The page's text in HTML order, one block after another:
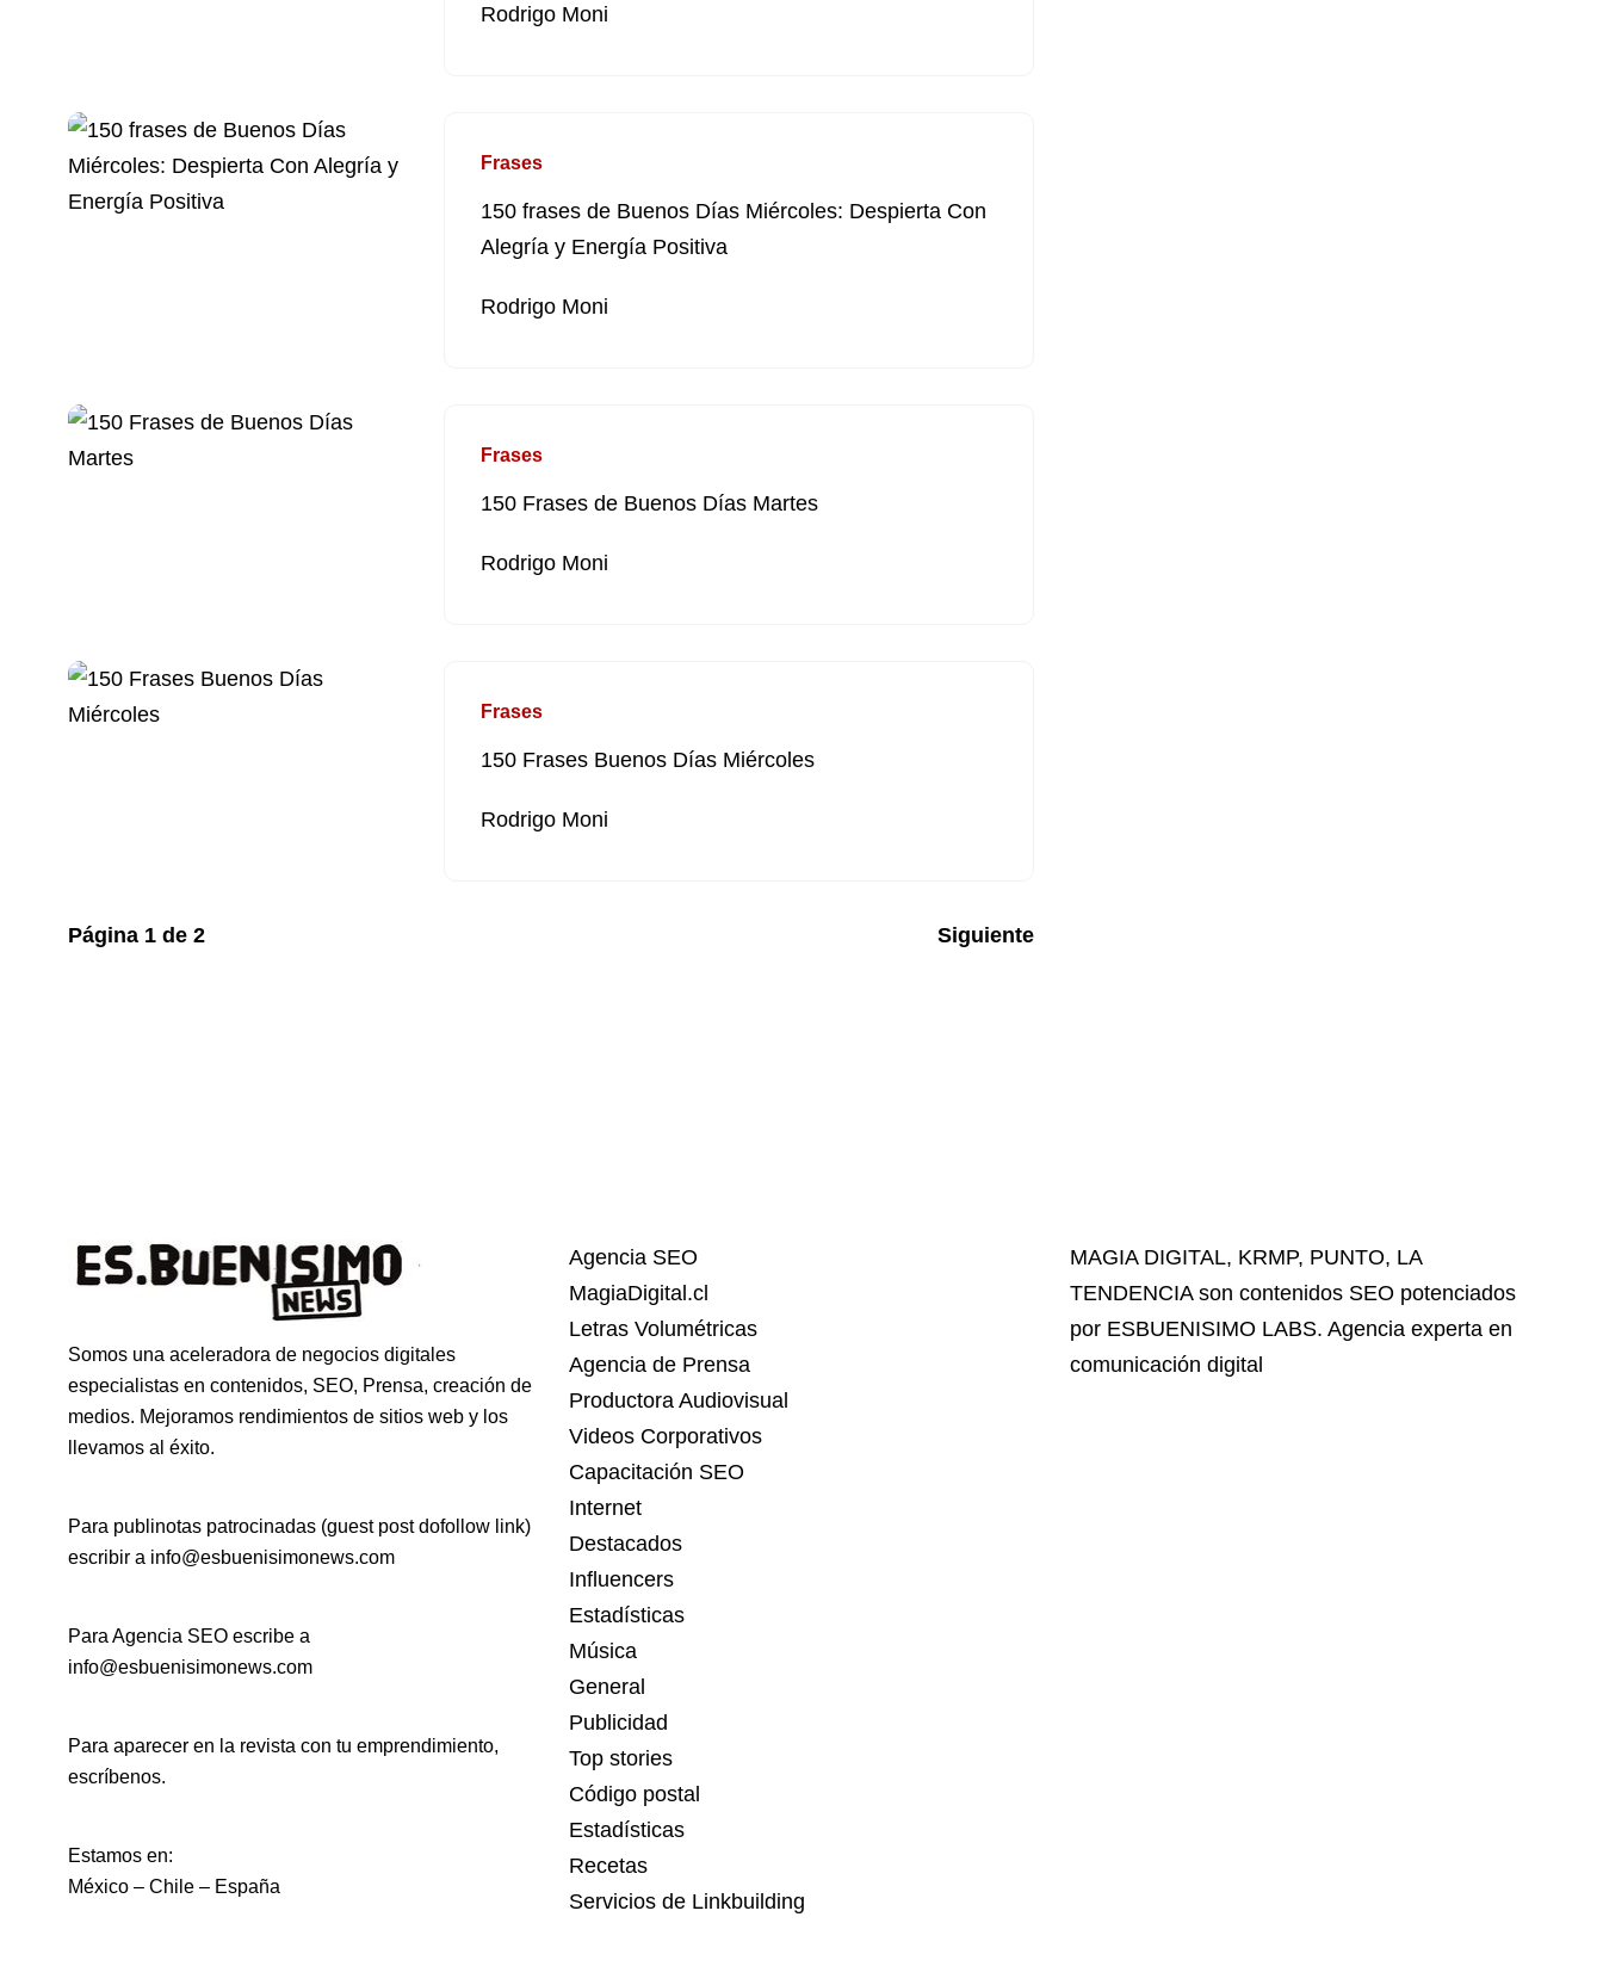
Rodrigo Moni
Frases
150 frases de Buenos Días Miércoles: Despierta Con
Alegría y Energía Positiva
Rodrigo Moni
Frases
150 Frases de Buenos Días Martes
Rodrigo Moni
Frases
150 Frases Buenos Días Miércoles
Rodrigo Moni
Página 1 de 2 Siguiente
Somos una aceleradora de negocios digitales
especialistas en contenidos, SEO, Prensa, creación de
medios. Mejoramos rendimientos de sitios web y los
llevamos al éxito.
Para publinotas patrocinadas (guest post dofollow link)
escribir a info@esbuenisimonews.com
Para Agencia SEO escribe a
info@esbuenisimonews.com
Para aparecer en la revista con tu emprendimiento,
escríbenos.
Estamos en:
México – Chile – España
Agencia SEO
MagiaDigital.cl
Letras Volumétricas
Agencia de Prensa
Productora Audiovisual
Videos Corporativos
Capacitación SEO
Internet
Destacados
Influencers
Estadísticas
Música
General
Publicidad
Top stories
Código postal
Estadísticas
Recetas
Servicios de Linkbuilding
MAGIA DIGITAL, KRMP, PUNTO, LA
TENDENCIAson contenidos SEO potenciados
por ESBUENISIMO LABS. Agencia experta en
comunicación digital